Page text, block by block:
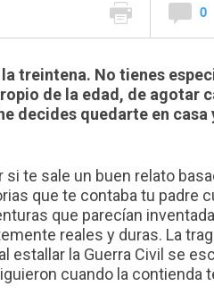
0
treintena. No tienes
de la edad, de agotar
decides quedarte en casa
si te sale un buen relato
que te contaba tu padre
que parecían
reales y duras. La
estallar la Guerra Civil se
cuando la contienda